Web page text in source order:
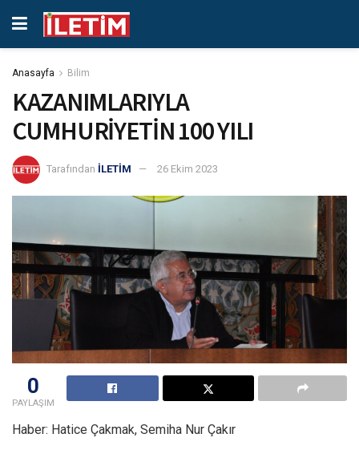
Anasayfa Bilim
KAZANIMLARIYLA
CUMHURİYETİN 100 YILI
Tarafından İLETİM 26 Ekim 2023
0
PAYLAŞIM
Haber: Hatice Çakmak, Semiha Nur Çakır